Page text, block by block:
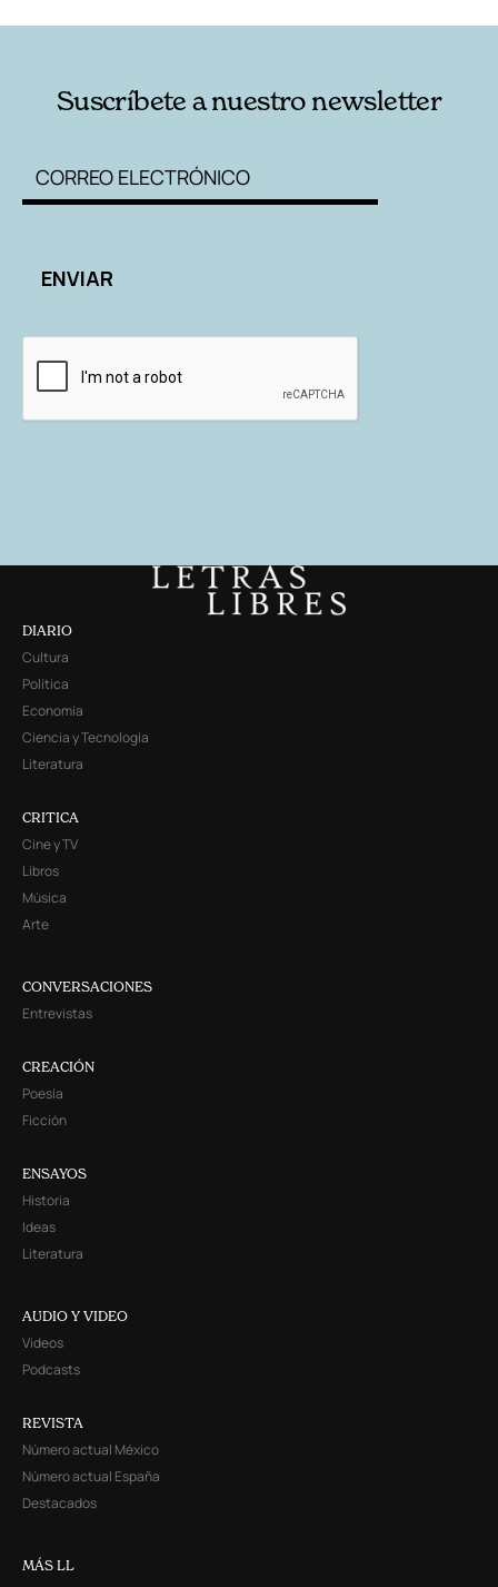
Suscríbete a nuestro newsletter
DIARIO
Cultura
Política
Economía
Ciencia y Tecnología
Literatura
CRITICA
Cine y TV
Libros
Música
Arte
CONVERSACIONES
Entrevistas
CREACIÓN
Poesía
Ficción
ENSAYOS
Historia
Ideas
Literatura
AUDIO Y VIDEO
Videos
Podcasts
REVISTA
Número actual México
Número actual España
Destacados
MÁS LL